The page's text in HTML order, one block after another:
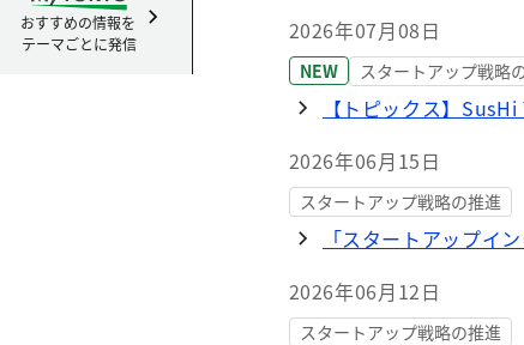
おすすめの情報を
テーマごとに発信
2026年07月08日
NEW スタートアップ戦略
【トピックス】
2026年06月15日
スタートアップ戦略の推進
「スタートアップイ
2026年06月12日
スタートアップ戦略の推進